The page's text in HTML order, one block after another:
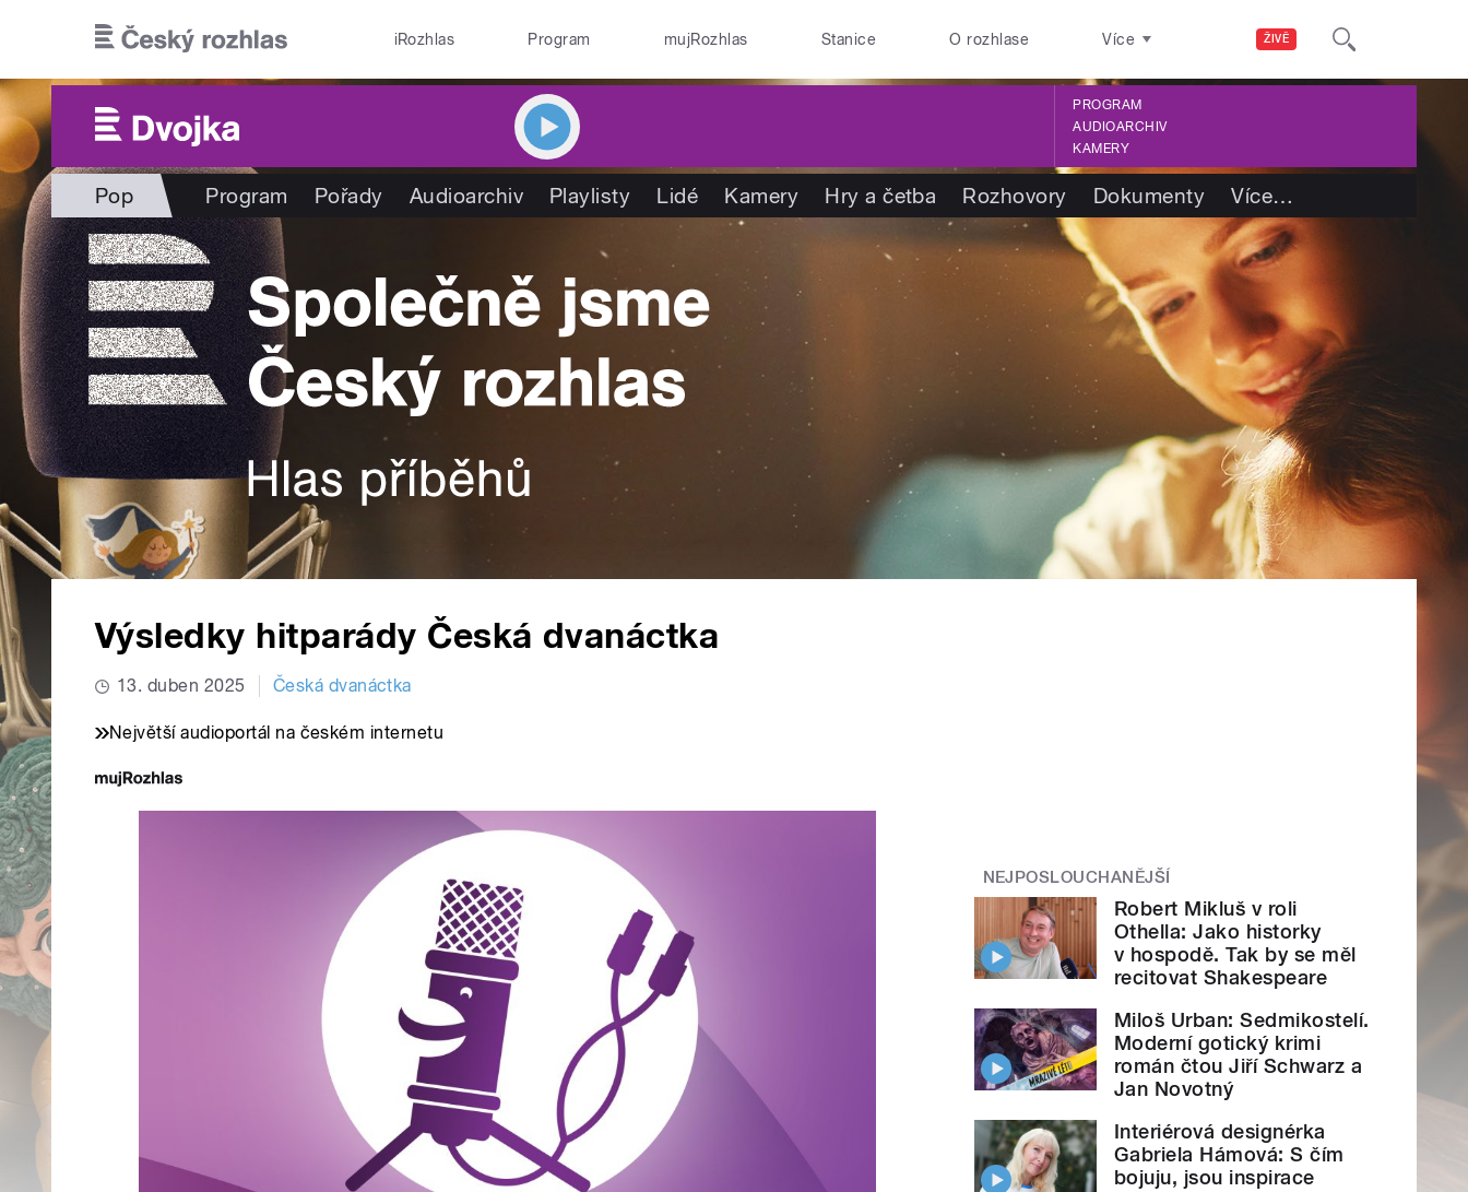
ŽIVĚ
iRozhlas Program mujRozhlas Stanice O rozhlase Více
PROGRAM
AUDIOARCHIV
KAMERY
Pop Program Pořady Audioarchiv Playlisty Lidé Kamery Hry a četba Rozhovory Dokumenty Více…
Výsledky hitparády Česká dvanáctka
13. duben 2025 Česká dvanáctka
Největší audioportál na českém internetu
NEJPOSLOUCHANĚJŠÍ
Robert Mikluš v roli
Othella: Jako historky
v hospodě. Tak by se měl
recitovat Shakespeare
Miloš Urban: Sedmikostelí.
Moderní gotický krimi
román čtou Jiří Schwarz a
Jan Novotný
Interiérová designérka
Gabriela Hámová: S čím
bojuju, jsou inspirace